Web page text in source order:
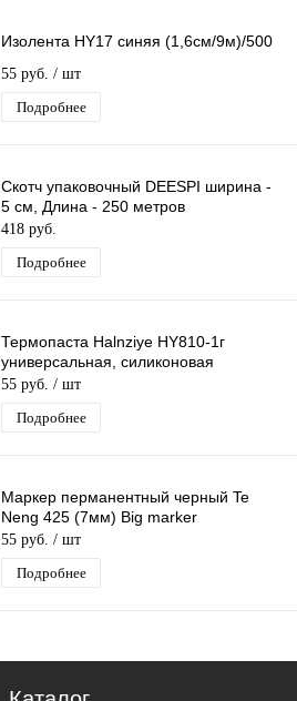
Изолента HY17 синяя (1,6см/9м)/500
55 руб. / шт
Подробнее
Скотч упаковочный DEESPI ширина -
5 см, Длина - 250 метров
418 руб.
Подробнее
Термопаста Halnziye HY810-1г
универсальная, силиконовая
55 руб. / шт
Подробнее
Маркер перманентный черный Te
Neng 425 (7мм) Big marker
55 руб. / шт
Подробнее